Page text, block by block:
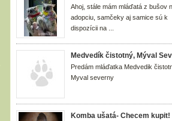
Ahoj, stále mám mláďatá z bušov
adopciu, samčeky aj samice sú k
dispozícii na ...
Medvedík čistotný, Mýval
Predám mláďatka Medvedik
Myval severny
Komba ušatá- Checem kupit!